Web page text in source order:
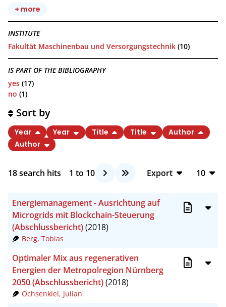
+ more
INSTITUTE
Fakultät Maschinenbau und Versorgungstechnik (10)
IS PART OF THE BIBLIOGRAPHY
yes (17)
no (1)
18search hits 1 to 10
Export
CSV
10
20
Sort by
Year Year Title Title
Author
Author
Energiemanagement - Ausrichtung auf
Microgrids mit Blockchain-Steuerung
(Abschlussbericht)(2018)
Berg, Tobias
Optimaler Mix aus regenerativen
Energien der Metropolregion Nürnberg
2050 (Abschlussbericht)(2018)
Ochsenkiel, Julian